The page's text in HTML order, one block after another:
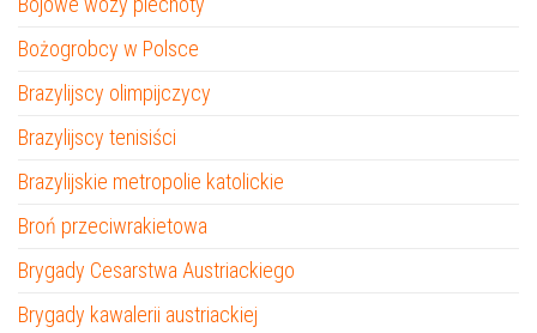
Bożogrobcy w Polsce
Brazylijscy olimpijczycy
Brazylijscy tenisiści
Brazylijskie metropolie katolickie
Broń przeciwrakietowa
Brygady Cesarstwa Austriackiego
Brygady kawalerii austriackiej